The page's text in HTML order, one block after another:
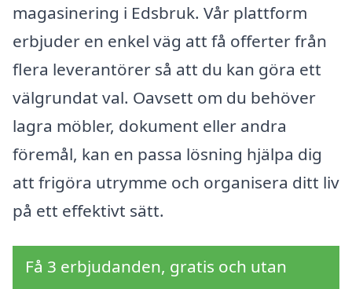
magasinering i Edsbruk. Vår plattform
erbjuder en enkel väg att få offerter från
flera leverantörer så att du kan göra ett
välgrundat val. Oavsett om du behöver
lagra möbler, dokument eller andra
föremål, kan en passa lösning hjälpa dig
att frigöra utrymme och organisera ditt liv
på ett effektivt sätt.
Få 3 erbjudanden, gratis och utan